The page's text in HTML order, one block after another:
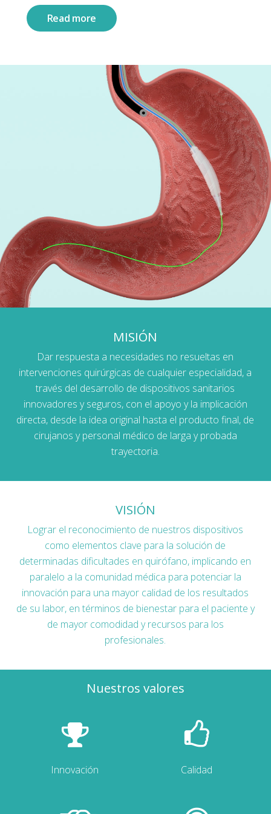
Read more
MISIÓN
Dar respuesta a necesidades no resueltas en
intervenciones quirúrgicas de cualquier especialidad, a
través del desarrollo de dispositivos sanitarios
innovadores y seguros, con el apoyo y la implicación
directa, desde la idea original hasta el producto final, de
cirujanos y personal médico de larga y probada
trayectoria.
VISIÓN
Lograr el reconocimiento de nuestros dispositivos
como elementos clave para la solución de
determinadas dificultades en quirófano, implicando en
paralelo a la comunidad médica para potenciar la
innovación para una mayor calidad de los resultados
de su labor, en términos de bienestar para el paciente y
de mayor comodidad y recursos para los
profesionales.
Nuestros valores
Innovación Calidad